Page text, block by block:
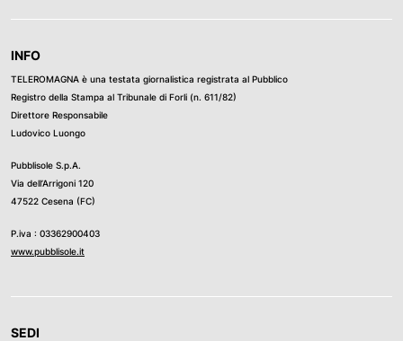
INFO
TELEROMAGNA è una testata giornalistica registrata al Pubblico
Registro della Stampa al Tribunale di Forli (n. 611/82)
Direttore Responsabile
Ludovico Luongo
Pubblisole S.p.A.
Via dell’Arrigoni 120
47522 Cesena (FC)
P.iva : 03362900403
www.pubblisole.it
SEDI